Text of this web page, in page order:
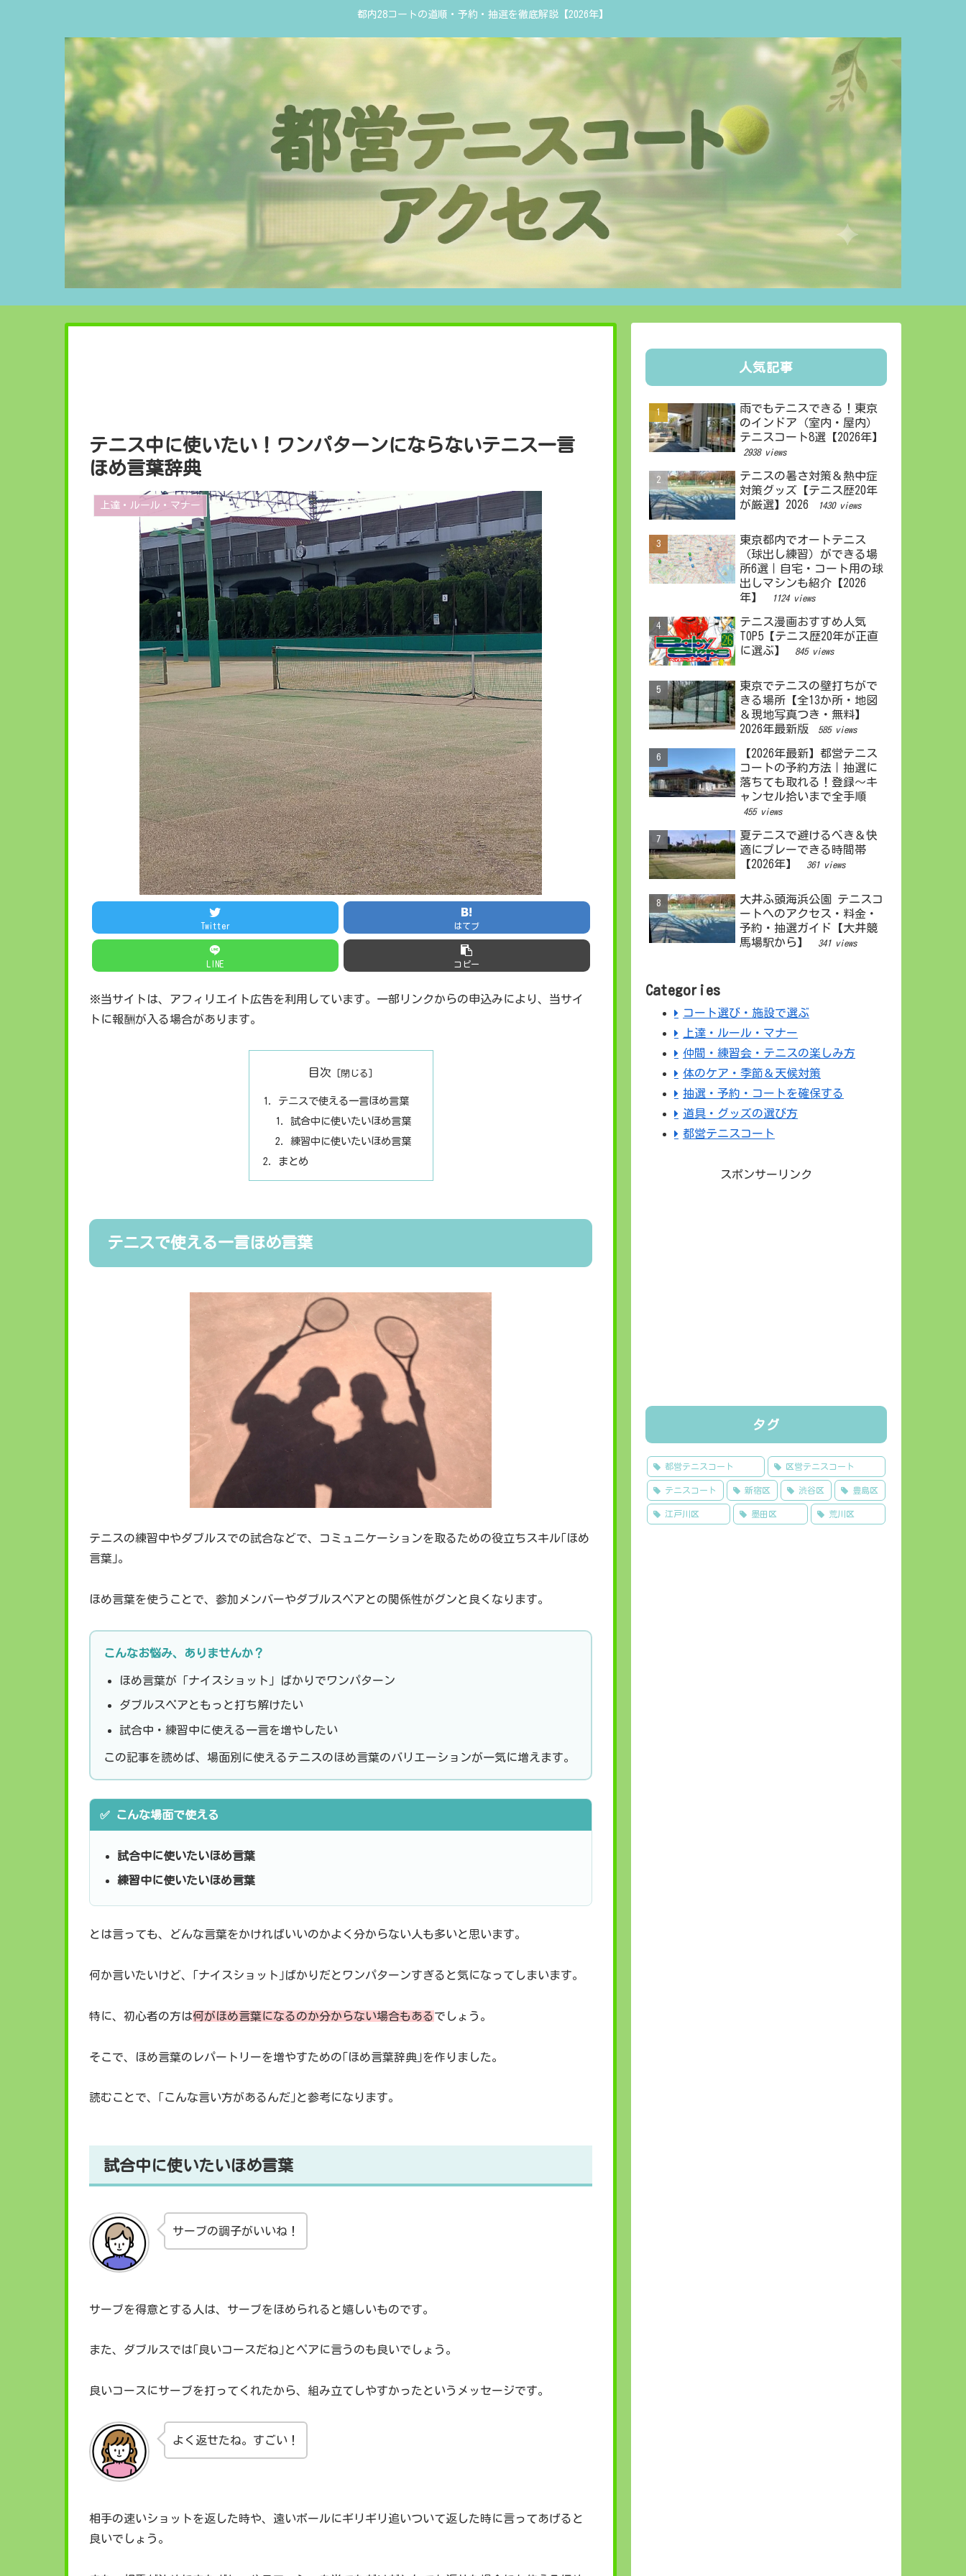
都内28コートの道順・予約・抽選を徹底解説【2026年】
テニス中に使いたい！ワンパターンにならないテニス一言
ほめ言葉辞典
上達・ルール・マナー
Twitter はてブ
LINE コピー
※当サイトは、アフィリエイト広告を利用しています。一部リンクからの申込みにより、当サイ
トに報酬が入る場合があります。
目次
テニスで使える一言ほめ言葉
試合中に使いたいほめ言葉
練習中に使いたいほめ言葉
まとめ
テニスで使える一言ほめ言葉
テニスの練習中やダブルスでの試合などで、コミュニケーションを取るための役立ちスキル｢ほめ
言葉｣。
ほめ言葉を使うことで、参加メンバーやダブルスペアとの関係性がグンと良くなります。
こんなお悩み、ありませんか？
ほめ言葉が「ナイスショット」ばかりでワンパターン
ダブルスペアともっと打ち解けたい
試合中・練習中に使える一言を増やしたい
この記事を読めば、場面別に使えるテニスのほめ言葉のバリエーションが一気に増えます。
✅ こんな場面で使える
試合中に使いたいほめ言葉
練習中に使いたいほめ言葉
とは言っても、どんな言葉をかければいいのかよく分からない人も多いと思います。
何か言いたいけど、｢ナイスショット｣ばかりだとワンパターンすぎると気になってしまいます。
特に、初心者の方は何がほめ言葉になるのか分からない場合もあるでしょう。
そこで、ほめ言葉のレパートリーを増やすための｢ほめ言葉辞典｣を作りました。
読むことで、｢こんな言い方があるんだ｣と参考になります。
試合中に使いたいほめ言葉
サーブの調子がいいね！
サーブを得意とする人は、サーブをほめられると嬉しいものです。
また、ダブルスでは｢良いコースだね｣とペアに言うのも良いでしょう。
良いコースにサーブを打ってくれたから、組み立てしやすかったというメッセージです。
よく返せたね。すごい！
相手の速いショットを返した時や、遠いボールにギリギリ追いついて返した時に言ってあげると
良いでしょう。
人気記事
雨でもテニスできる！東京
のインドア（室内・屋内）
テニスコート8選【2026年】
2938 views
テニスの暑さ対策＆熱中症
対策グッズ【テニス歴20年
が厳選】2026
1430 views
東京都内でオートテニス
（球出し練習）ができる場
所6選｜自宅・コート用の球
出しマシンも紹介【2026
年】
1124 views
テニス漫画おすすめ人気
TOP5【テニス歴20年が正直
に選ぶ】
845 views
東京でテニスの壁打ちがで
きる場所【全13か所・地図
＆現地写真つき・無料】
2026年最新版
585 views
【2026年最新】都営テニス
コートの予約方法｜抽選に
落ちても取れる！登録〜キ
ャンセル拾いまで全手順
455 views
夏テニスで避けるべき＆快
適にプレーできる時間帯
【2026年】
361 views
大井ふ頭海浜公園 テニスコ
ートへのアクセス・料金・
予約・抽選ガイド【大井競
馬場駅から】
341 views
Categories
コート選び・施設で選ぶ
上達・ルール・マナー
仲間・練習会・テニスの楽しみ方
体のケア・季節＆天候対策
抽選・予約・コートを確保する
道具・グッズの選び方
都営テニスコート
スポンサーリンク
タグ
都営テニスコート 区営テニスコート
テニスコート 新宿区 渋谷区 豊島区
江戸川区 墨田区 荒川区